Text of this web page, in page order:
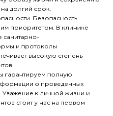
на долгий срок.
Безопасность
приоритетом. В клинике
санитарно-
и протоколы
высокую степень
гарантируем полную
о проведенных
Уважение к личной жизни и
стоит у нас на первом